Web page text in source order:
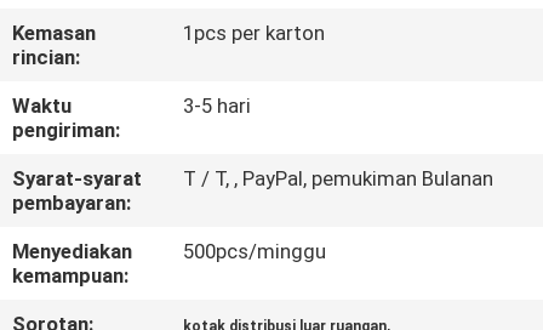
HUBUNGI
KAMI
PERMINTAAN
SITEMAP
Kemasan
rincian:
1pcs per karton
Waktu
pengiriman:
3-5 hari
Syarat-syarat
pembayaran:
T / T, , PayPal, pemukiman Bulanan
Menyediakan
kemampuan:
500pcs/minggu
Sorotan: ,